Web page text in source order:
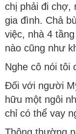
chị phải đi chợ,
gia đình. Chả
việc, nhà 4
nào cũng như
Nghe cô nói tôi
Đối với người
hữu một ngôi
chỉ có thể vay
Thông thường